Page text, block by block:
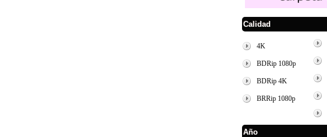
Calidad
4K
BDRip 1080p
BDRip 4K
BRRip 1080p
Año